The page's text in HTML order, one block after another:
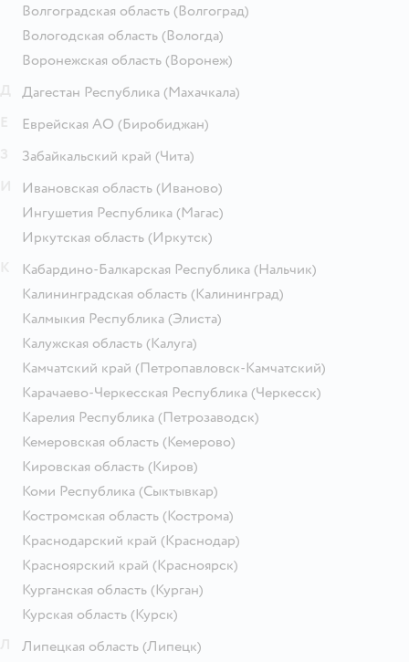
Волгоградская область (Волгоград)
Вологодская область (Вологда)
Воронежская область (Воронеж)
Дагестан Республика (Махачкала)
Еврейская АО (Биробиджан)
Забайкальский край (Чита)
Ивановская область (Иваново)
Ингушетия Республика (Магас)
Иркутская область (Иркутск)
Кабардино-Балкарская Республика (Нальчик)
Калининградская область (Калининград)
Калмыкия Республика (Элиста)
Калужская область (Калуга)
Камчатский край (Петропавловск-Камчатский)
Карачаево-Черкесская Республика (Черкесск)
Карелия Республика (Петрозаводск)
Кемеровская область (Кемерово)
Кировская область (Киров)
Коми Республика (Сыктывкар)
Костромская область (Кострома)
Краснодарский край (Краснодар)
Красноярский край (Красноярск)
Курганская область (Курган)
Курская область (Курск)
Липецкая область (Липецк)